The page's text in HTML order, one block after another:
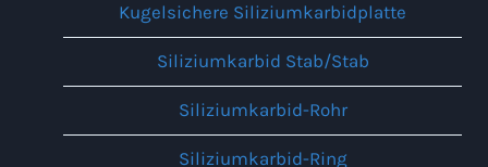
Kugelsichere Siliziumkarbidplatte
Siliziumkarbid Stab/Stab
Siliziumkarbid-Rohr
Siliziumkarbid-Ring